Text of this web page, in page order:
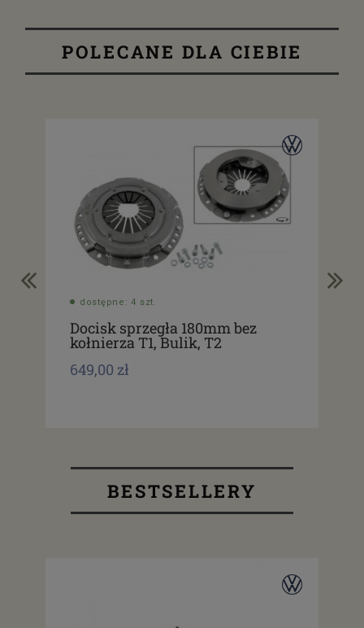
POLECANE DLA CIEBIE
dostępne: 4 szt.
Docisk sprzegła 180mm bez
kołnierza T1, Bulik, T2
649,00 zł
BESTSELLERY